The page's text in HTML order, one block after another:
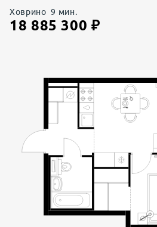
Ховрино 9 мин.
18 885 300 ₽